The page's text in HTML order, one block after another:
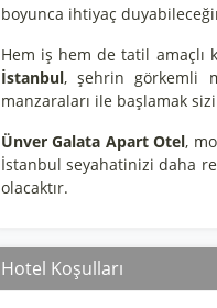
boyunca ihtiyaç
Hem iş hem de tatil amaçlı
İstanbul, şehrin görkemli
manzaraları ile başlamak
Ünver Galata Apart Otel,
İstanbul seyahatinizi daha
olacaktır.
Hotel Koşulları